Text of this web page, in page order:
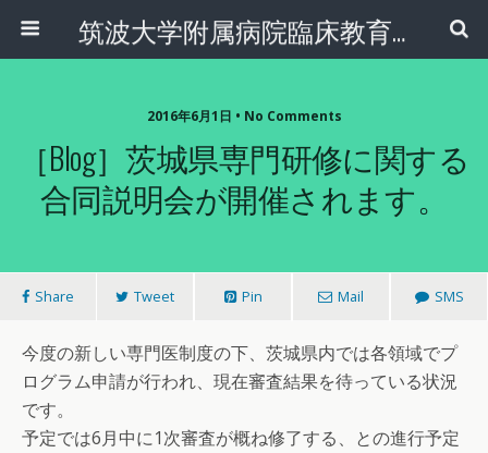
筑波大学附属病院臨床教育センター
2016年6月1日 • No Comments
［Blog］茨城県専門研修に関する
合同説明会が開催されます。
Share Tweet Pin Mail SMS
今度の新しい専門医制度の下、茨城県内では各領域でプ
ログラム申請が行われ、現在審査結果を待っている状況
です。
予定では6月中に1次審査が概ね修了する、との進行予定